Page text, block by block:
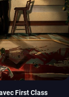
First Class